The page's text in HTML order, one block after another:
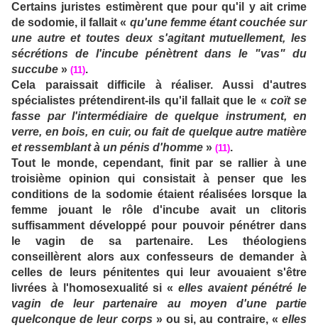
Certains juristes estimèrent que pour qu'il y ait crime
de sodomie, il fallait « qu'une femme étant couchée sur
une autre et toutes deux s'agitant mutuellement, les
sécrétions de l'incube pénètrent dans le "vas" du
succube » (11).
Cela paraissait difficile à réaliser. Aussi d'autres
spécialistes prétendirent-ils qu'il fallait que le « coït se
fasse par l'intermédiaire de quelque instrument, en
verre, en bois, en cuir, ou fait de quelque autre matière
et ressemblant à un pénis d'homme » (11).
Tout le monde, cependant, finit par se rallier à une
troisième opinion qui consistait à penser que les
conditions de la sodomie étaient réalisées lorsque la
femme jouant le rôle d'incube avait un clitoris
suffisamment développé pour pouvoir pénétrer dans
le vagin de sa partenaire. Les théologiens
conseillèrent alors aux confesseurs de demander à
celles de leurs pénitentes qui leur avouaient s'être
livrées à l'homosexualité si « elles avaient pénétré le
vagin de leur partenaire au moyen d'une partie
quelconque de leur corps » ou si, au contraire, «elles